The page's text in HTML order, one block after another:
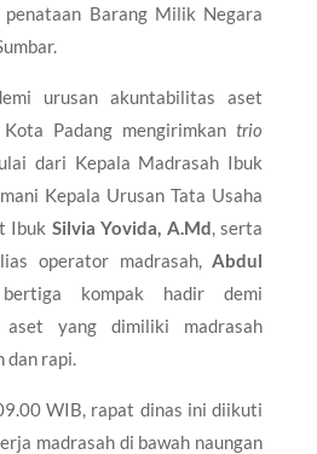
Barang Milik Negara
urusan akuntabilitas aset
Padang mengirimkantrio
dari Kepala Madrasah Ibuk
Kepala Urusan Tata Usaha
Ibuk Silvia Yovida, A.Md, serta
operator madrasah,Abdul
kompak hadir demi
aset yang dimiliki madrasah
dan rapi.
WIB, rapat dinas ini diikuti
madrasah di bawah naungan